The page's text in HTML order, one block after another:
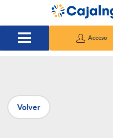
Saltar al contenido principal
Acceso
P
u
Volver